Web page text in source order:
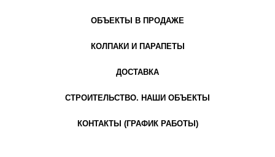
ОБЪЕКТЫ В ПРОДАЖЕ
КОЛПАКИ И ПАРАПЕТЫ
ДОСТАВКА
СТРОИТЕЛЬСТВО. НАШИ ОБЪЕКТЫ
КОНТАКТЫ (ГРАФИК РАБОТЫ)